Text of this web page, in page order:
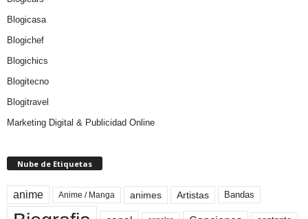
Blogicasa
Blogichef
Blogichics
Blogitecno
Blogitravel
Marketing Digital & Publicidad Online
Nube de Etiquetas
anime Anime / Manga animes Artistas Bandas